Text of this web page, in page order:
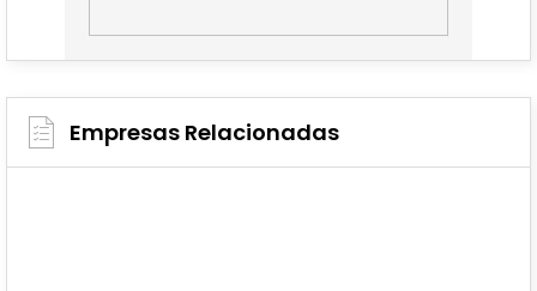
Empresas Relacionadas